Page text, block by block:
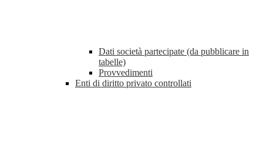
Dati società partecipate (da pubblicare in
tabelle)
Provvedimenti
Enti di diritto privato controllati